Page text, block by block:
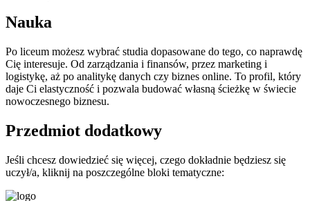
Nauka
Po liceum możesz wybrać studia dopasowane do tego, co naprawdę
Cię interesuje. Od zarządzania i finansów, przez marketing i
logistykę, aż po analitykę danych czy biznes online. To profil, który
daje Ci elastyczność i pozwala budować własną ścieżkę w świecie
nowoczesnego biznesu.
Przedmiot dodatkowy
Jeśli chcesz dowiedzieć się więcej, czego dokładnie będziesz się
uczył/a, kliknij na poszczególne bloki tematyczne: